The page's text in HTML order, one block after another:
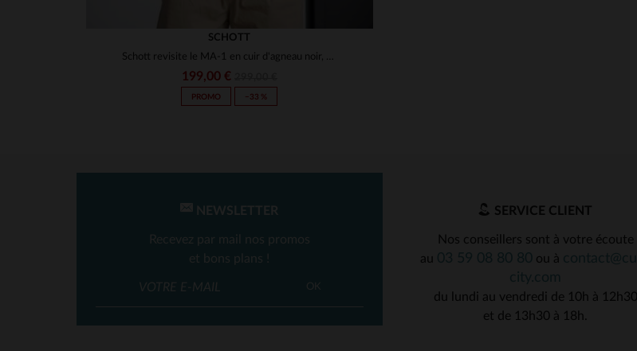
SCHOTT
Schott revisite le MA-1 en cuir d'agneau noir, coupe standard.
199,00 €
PROMO −33 %
NEWSLETTER
Recevez par mail nos promos
et bons plans !
OK
SERVICE CLIENT
Nos conseillers sont à votre écoute
au
ou à
du lundi au vendredi de 10h à 12h30
et de 13h30 à 18h.